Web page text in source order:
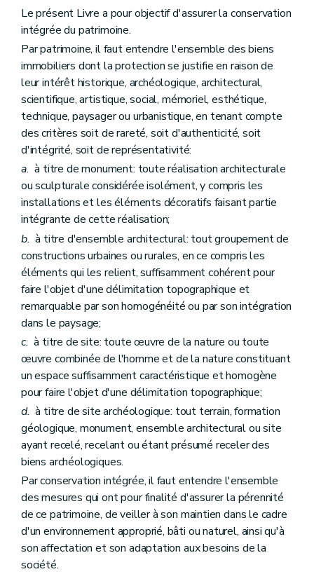
Art. 209/3
Sous-section 2
Des plans de gestion
Art. 209/4
Art. 209/5
Section 7 Des écussons et des panneaux
Art. 210
Chapitre II Des mesures de prévention et de restauration
Section première Des dispositions générales
Art. 211
Section 2 De la prévention
Sous-section première De la fiche d'état sanitaire
Art. 212
Sous-section 2 De l'étude préalable
Art. 213
Sous-section 3
De la maintenance
Art. 214
Section 3 De la restauration
Art. 215
Art. 215
Art. 216
Section 3/1 Du certificat de patrimoine
Art. 216/1
Section 4 De l'Institut du patrimoine wallon
Sous-section première Création
Art. 217
Sous-section 2 Objet et missions
Art. 218
Art. 219
Art. 220
Art. 220bis
Art. 220ter
Art. 221
Art. 221bis
Art. 221ter
Art. 221
Art. 222
Sous-section 3 Ressources
Art. 223
Art. 224
Sous-section 4 Gestion de l'Institut
Art. 225
Sous-section 5 Commission consultative
Le présent Livre a pour objectif d'assurer la conservation
intégrée du patrimoine.
Par patrimoine, il faut entendre l'ensemble des biens
immobiliers dont la protection se justifie en raison de
leur intérêt historique, archéologique, architectural,
scientifique, artistique, social, mémoriel, esthétique,
technique, paysager ou urbanistique, en tenant compte
des critères soit de rareté, soit d'authenticité, soit
d'intégrité, soit de représentativité:
a. à titre de monument: toute réalisation architecturale
ou sculpturale considérée isolément, y compris les
installations et les éléments décoratifs faisant partie
intégrante de cette réalisation;
b. à titre d'ensemble architectural: tout groupement de
constructions urbaines ou rurales, en ce compris les
éléments qui les relient, suffisamment cohérent pour
faire l'objet d'une délimitation topographique et
remarquable par son homogénéité ou par son intégration
dans le paysage;
c. à titre de site: toute œuvre de la nature ou toute
œuvre combinée de l'homme et de la nature constituant
un espace suffisamment caractéristique et homogène
pour faire l'objet d'une délimitation topographique;
d. à titre de site archéologique: tout terrain, formation
géologique, monument, ensemble architectural ou site
ayant recelé, recelant ou étant présumé receler des
biens archéologiques.
Par conservation intégrée, il faut entendre l'ensemble
des mesures qui ont pour finalité d'assurer la pérennité
de ce patrimoine, de veiller à son maintien dans le cadre
d'un environnement approprié, bâti ou naturel, ainsi qu'à
son affectation et son adaptation aux besoins de la
société.